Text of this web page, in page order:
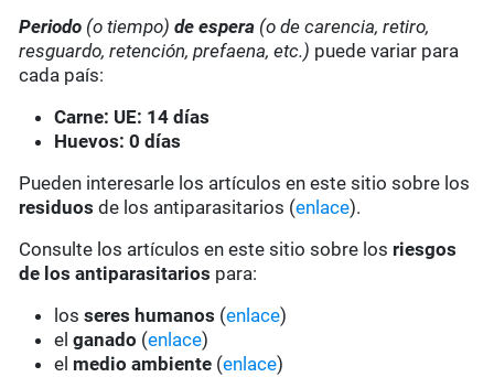
Periodo (o tiempo) de espera (o de carencia, retiro,
resguardo, retención, prefaena, etc.) puede variar para
cada país:
Carne: UE: 14 días
Huevos: 0 días
Pueden interesarle los artículos en este sitio sobre los
residuos de los antiparasitarios (enlace).
Consulte los artículos en este sitio sobre los riesgos
de los antiparasitarios para:
losseres humanos (enlace)
elganado (enlace)
el medio ambiente (enlace)